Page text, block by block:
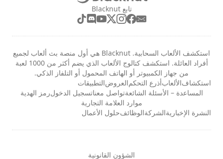
تابع Blacknut
استكشف الألعاب السحابية. Blacknut هي أول منصة بث ألعاب لجميع
أفراد العائلة. استكشف كتالوج الألعاب الذي يضم أكثر من 1000 لعبة
من جهاز الكمبيوتر أو الهاتف المحمول أو التلفاز الذكي.
استكشافالألعابأذرع التحكمالعروضالتطبيقات
المساعدة – الأسئلة الشائعةتواصل معناتسجيل الدخولرمز الهدية
موارد العلامة التجارية
النشرة الإخباريةالشركةالوظائفحلول الأعمال
الشؤون القانونية